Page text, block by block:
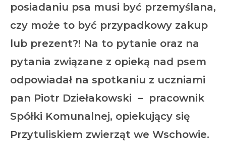
posiadaniu psa musi być przemyślana,
czy może to być przypadkowy zakup
lub prezent?! Na to pytanie oraz na
pytania związane z opieką nad psem
odpowiadał na spotkaniu z uczniami
pan Piotr Dziełakowski – pracownik
Spółki Komunalnej, opiekujący się
Przytuliskiem zwierząt we Wschowie.